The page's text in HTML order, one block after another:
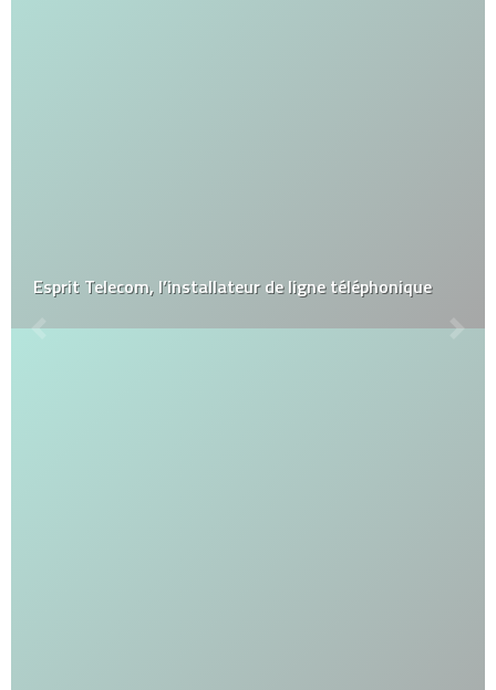
Esprit Telecom, l’installateur de ligne téléphonique